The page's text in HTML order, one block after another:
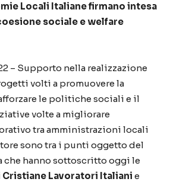
Locali Italiane firmano intesa
sociale e welfare
– Supporto nella realizzazione
volti a promuovere la
le politiche sociali e il
volte a migliorare
tra amministrazioni locali
sono tra i punti oggetto del
che hanno sottoscritto oggi le
Lavoratori Italiani e